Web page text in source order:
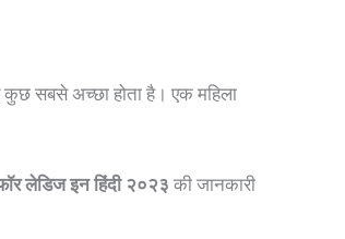
सबसे अच्छा होता है। एक महिला
लेडिज इन हिंदी २०२३ की जानकारी